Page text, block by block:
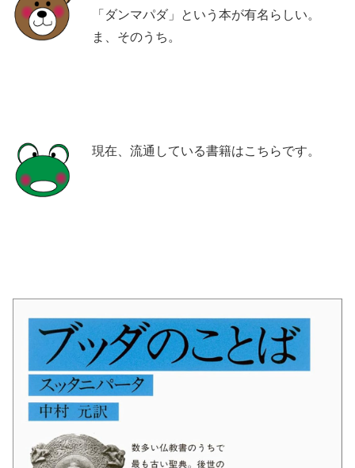
「ダンマパダ」という本が有名らしい。
ま、そのうち。
現在、流通している書籍はこちらです。